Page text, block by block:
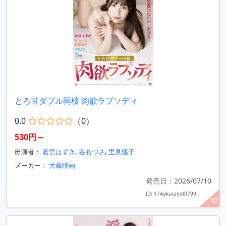
17
とろ甘ダブル同棲 肉欲ラプソディ
0.0
（0）
530円～
出演者： 若宮はずき , 谷あづさ, 里見瑤子
メーカー： 大蔵映画
発売日：2026/07/10
ID: 174okuram00799